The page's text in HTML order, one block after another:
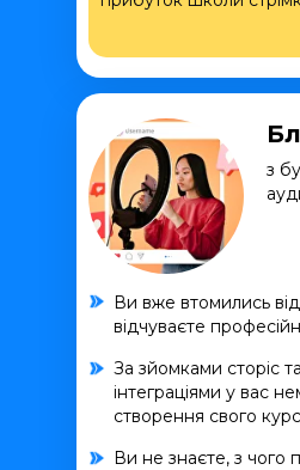
з
Ви вже втомились
відчуваєте
За зйомками сторіс
інтеграціями у вас
створення свого
Ви не знаєте, з чого